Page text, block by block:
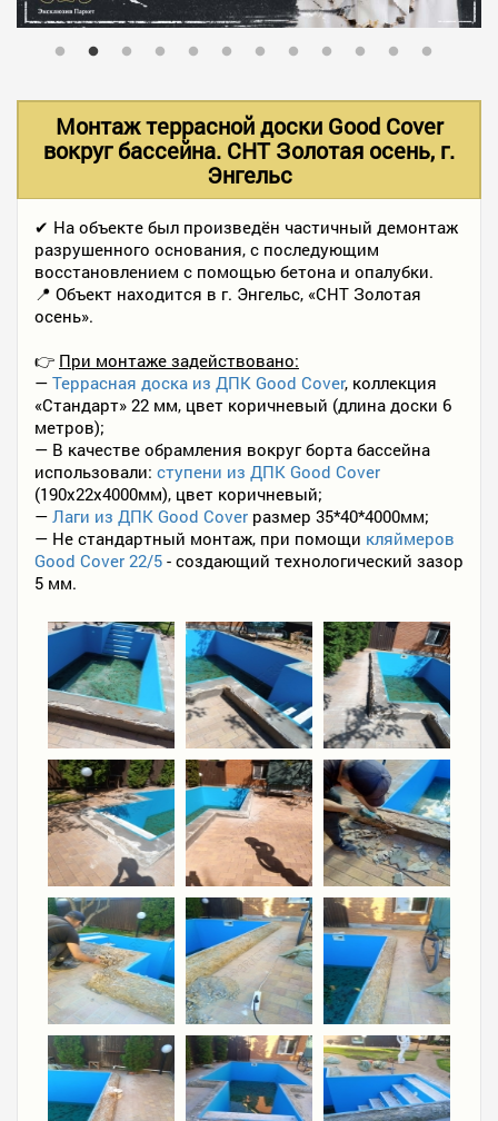
В НАЛИЧИИ
ФОТО РАБОТ
ПОЛЕЗНОЕ
Монтаж террасной доски Good Cover
вокруг бассейна. СНТ Золотая осень, г.
Энгельс
✔ На объекте был произведён частичный демонтаж
разрушенного основания, с последующим
восстановлением с помощью бетона и опалубки.
📍 Объект находится в г. Энгельс, «СНТ Золотая
осень».
👉 При монтаже задействовано:
— Террасная доска из ДПК Good Cover, коллекция
«Стандарт» 22 мм, цвет коричневый (длина доски 6
метров);
— В качестве обрамления вокруг борта бассейна
использовали: ступени из ДПК Good Cover
(190х22х4000мм), цвет коричневый;
— Лаги из ДПК Good Cover размер 35*40*4000мм;
— Не стандартный монтаж, при помощи кляймеров
Good Cover 22/5 - создающий технологический зазор
5 мм.